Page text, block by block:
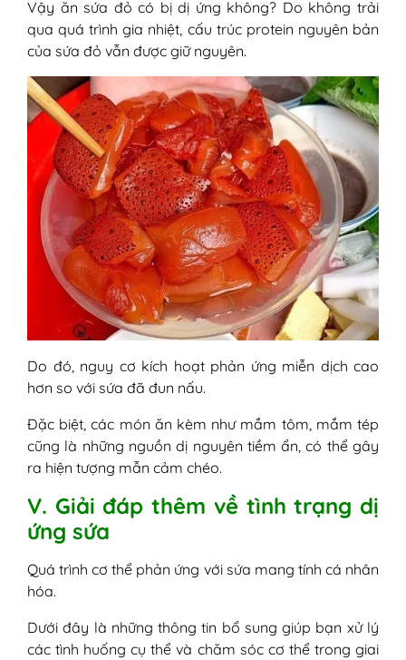
Vậy ăn sứa đỏ có bị dị ứng không? Do không trải
qua quá trình gia nhiệt, cấu trúc protein nguyên bản
của sứa đỏ vẫn được giữ nguyên.
Do đó, nguy cơ kích hoạt phản ứng miễn dịch cao
hơn so với sứa đã đun nấu.
Đặc biệt, các món ăn kèm như mắm tôm, mắm tép
cũng là những nguồn dị nguyên tiềm ẩn, có thể gây
ra hiện tượng mẫn cảm chéo.
V. Giải đáp thêm về tình trạng dị
ứng sứa
Quá trình cơ thể phản ứng với sứa mang tính cá nhân
hóa.
Dưới đây là những thông tin bổ sung giúp bạn xử lý
các tình huống cụ thể và chăm sóc cơ thể trong giai